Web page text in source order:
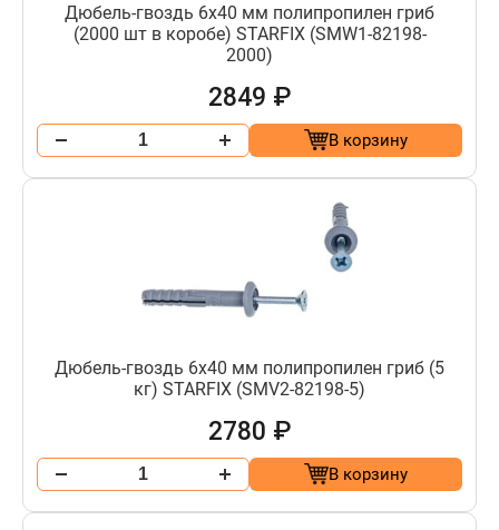
Дюбель-гвоздь 6х40 мм полипропилен гриб
(2000 шт в коробе) STARFIX (SMW1-82198-
2000)
2849 ₽
В корзину
Дюбель-гвоздь 6х40 мм полипропилен гриб (5
кг) STARFIX (SMV2-82198-5)
2780 ₽
В корзину